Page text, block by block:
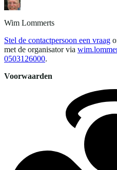
Wim Lommerts
Stel de contactpersoon een vraag
met de organisator via
0503126000.
Voorwaarden